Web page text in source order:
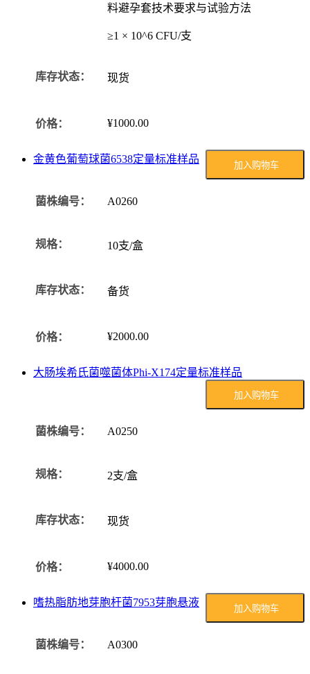
料避孕套技术要求与试验方法
≥1 × 10^6 CFU/支
库存状态： 现货
价格： ¥1000.00
金黄色葡萄球菌6538定量标准样品
加入购物车
菌株编号： A0260
规格： 10支/盒
库存状态： 备货
价格： ¥2000.00
大肠埃希氏菌噬菌体Phi-X174定量标准样品
加入购物车
菌株编号： A0250
规格： 2支/盒
库存状态： 现货
价格： ¥4000.00
嗜热脂肪地芽胞杆菌7953芽胞悬液
加入购物车
菌株编号： A0300